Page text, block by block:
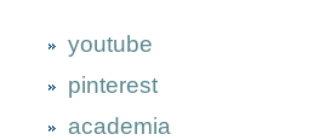
youtube
pinterest
academia